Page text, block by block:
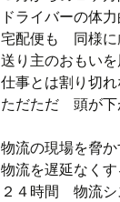
ドライバーの体
宅配便も 同様に
送り主のおもい
仕事とは割り切
ただただ 頭が下
物流の現場を脅
物流を遅延なく
２４時間 物流シ